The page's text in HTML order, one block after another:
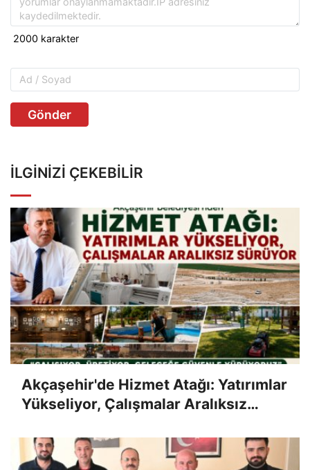
Gönder
İLGINIZI ÇEKEBILIR
Akçaşehir'de Hizmet Atağı: Yatırımlar
Yükseliyor, Çalışmalar Aralıksız